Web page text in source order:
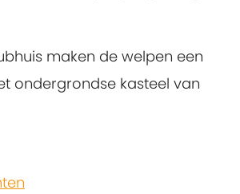
maken de welpen een
ondergrondse kasteel van